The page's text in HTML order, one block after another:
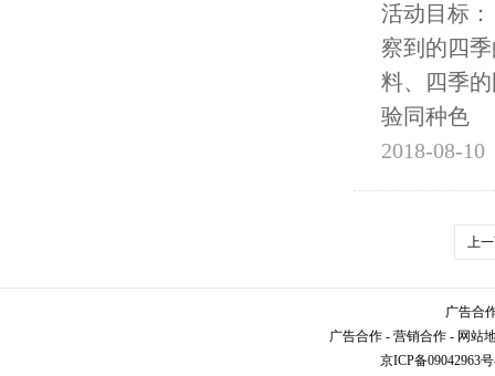
活动目标
察到的四
料、四季
验同种色
2018-08-10
上
广告合
广告合作 - 营销合作 - 网站
京ICP备09042963